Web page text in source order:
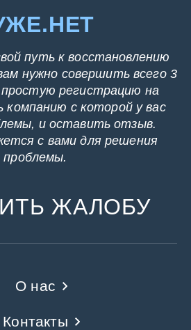
путь к восстановлению
нужно совершить всего 3
регистрацию на
с которой у вас
и оставить отзыв.
с вами для решения
проблемы.
ЖАЛОБУ
О нас
Контакты